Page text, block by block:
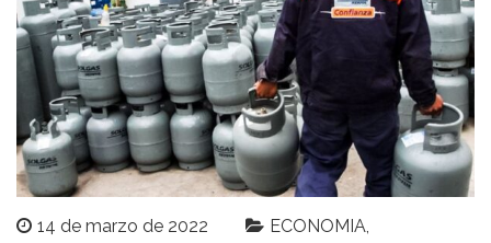
14 de marzo de 2022
ECONOMIA